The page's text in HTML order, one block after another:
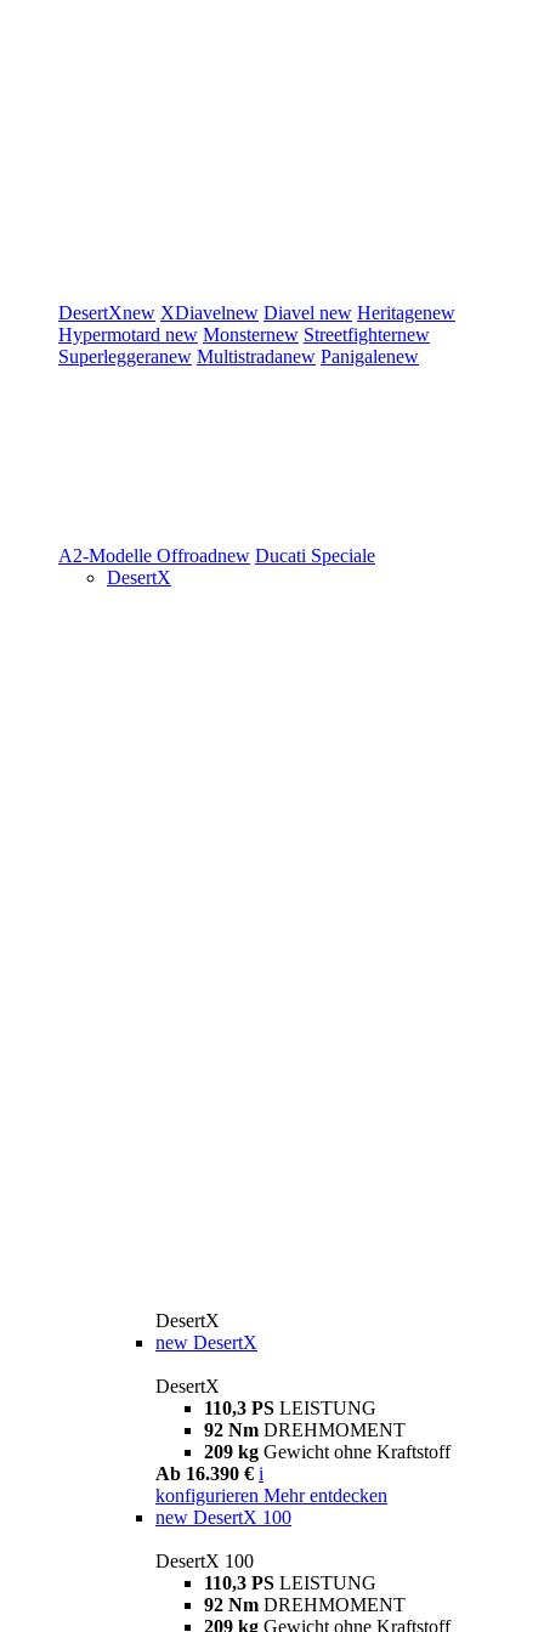
DesertXnew XDiavelnew Diavel new Heritagenew
Hypermotard new Monsternew Streetfighternew
Superleggeranew Multistradanew Panigalenew
A2-Modelle Offroadnew Ducati Speciale
DesertX
DesertX
new DesertX
DesertX
110,3 PS LEISTUNG
92 Nm DREHMOMENT
209 kg Gewicht ohne Kraftstoff
Ab 16.390 € i
konfigurieren Mehr entdecken
new DesertX 100
DesertX 100
110,3 PS LEISTUNG
92 Nm DREHMOMENT
209 kg Gewicht ohne Kraftstoff